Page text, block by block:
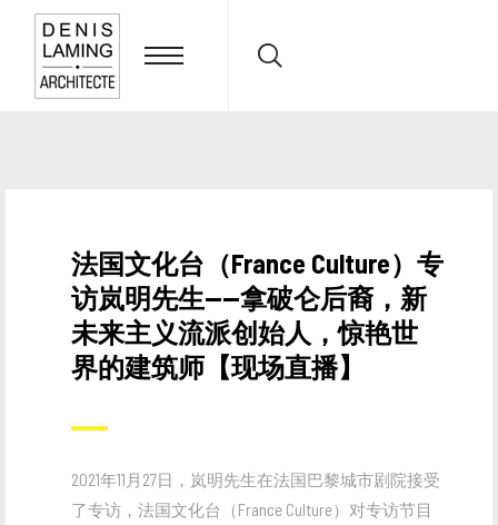
Search:
法国文化台（France Culture）专
访岚明先生——拿破仑后裔，新
未来主义流派创始人，惊艳世
界的建筑师【现场直播】
2021年11月27日，岚明先生在法国巴黎城市剧院接受
了专访，法国文化台（France Culture）对专访节目